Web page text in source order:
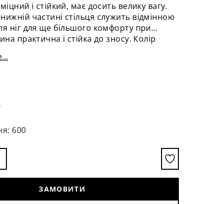
і стійкий, має досить велику вагу.
частині стільця служить відмінною
ніг для ще більшого комфорту при
практична і стійка до зносу. Колір
600
ЗАМОВИТИ